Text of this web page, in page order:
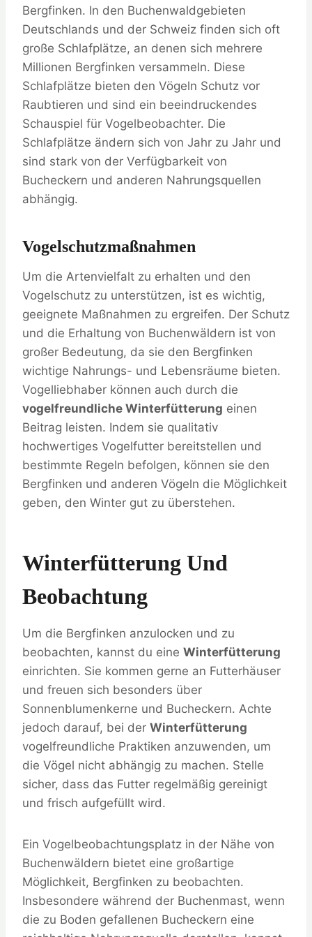
Bergfinken. In den Buchenwaldgebieten
Deutschlands und der Schweiz finden sich oft
große Schlafplätze, an denen sich mehrere
Millionen Bergfinken versammeln. Diese
Schlafplätze bieten den Vögeln Schutz vor
Raubtieren und sind ein beeindruckendes
Schauspiel für Vogelbeobachter. Die
Schlafplätze ändern sich von Jahr zu Jahr und
sind stark von der Verfügbarkeit von
Bucheckern und anderen Nahrungsquellen
abhängig.
Vogelschutzmaßnahmen
Um die Artenvielfalt zu erhalten und den
Vogelschutz zu unterstützen, ist es wichtig,
geeignete Maßnahmen zu ergreifen. Der Schutz
und die Erhaltung von Buchenwäldern ist von
großer Bedeutung, da sie den Bergfinken
wichtige Nahrungs- und Lebensräume bieten.
Vogelliebhaber können auch durch die
vogelfreundliche Winterfütterung einen
Beitrag leisten. Indem sie qualitativ
hochwertiges Vogelfutter bereitstellen und
bestimmte Regeln befolgen, können sie den
Bergfinken und anderen Vögeln die Möglichkeit
geben, den Winter gut zu überstehen.
Winterfütterung Und
Beobachtung
Um die Bergfinken anzulocken und zu
beobachten, kannst du eine Winterfütterung
einrichten. Sie kommen gerne an Futterhäuser
und freuen sich besonders über
Sonnenblumenkerne und Bucheckern. Achte
jedoch darauf, bei der Winterfütterung
vogelfreundliche Praktiken anzuwenden, um
die Vögel nicht abhängig zu machen. Stelle
sicher, dass das Futter regelmäßig gereinigt
und frisch aufgefüllt wird.
Ein Vogelbeobachtungsplatz in der Nähe von
Buchenwäldern bietet eine großartige
Möglichkeit, Bergfinken zu beobachten.
Insbesondere während der Buchenmast, wenn
die zu Boden gefallenen Bucheckern eine